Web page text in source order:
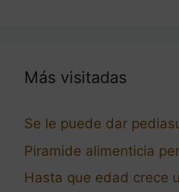
Más visitadas
Se le puede dar
Piramide alimenticia
Hasta que edad crece